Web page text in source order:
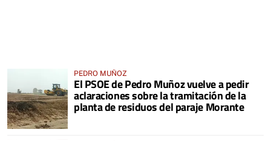
PEDRO MUÑOZ
El PSOE de Pedro Muñoz vuelve a pedir
aclaraciones sobre la tramitación de la
planta de residuos del paraje Morante